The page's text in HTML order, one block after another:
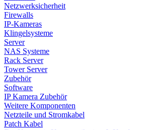
Netzwerksicherheit
Firewalls
IP-Kameras
Klingelsysteme
Server
NAS Systeme
Rack Server
Tower Server
Zubehör
Software
IP Kamera Zubehör
Weitere Komponenten
Netzteile und Stromkabel
Patch Kabel